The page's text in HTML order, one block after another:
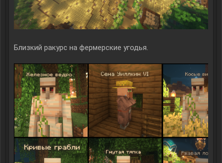
Близкий ракурс на фермерские угодья.